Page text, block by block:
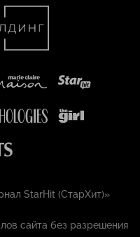
StarHit (СтарХит)»
сайта без разрешения